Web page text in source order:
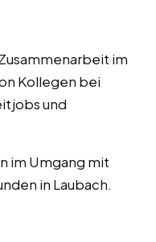
im
Kollegen bei
und
im Umgang mit
in Laubach.